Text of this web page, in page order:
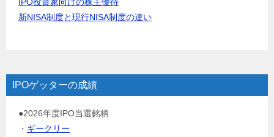
新NISA制度と現行NISA制度の違い
IPOゲッターの成績
●2026年度IPO当選銘柄
・ ギークリー